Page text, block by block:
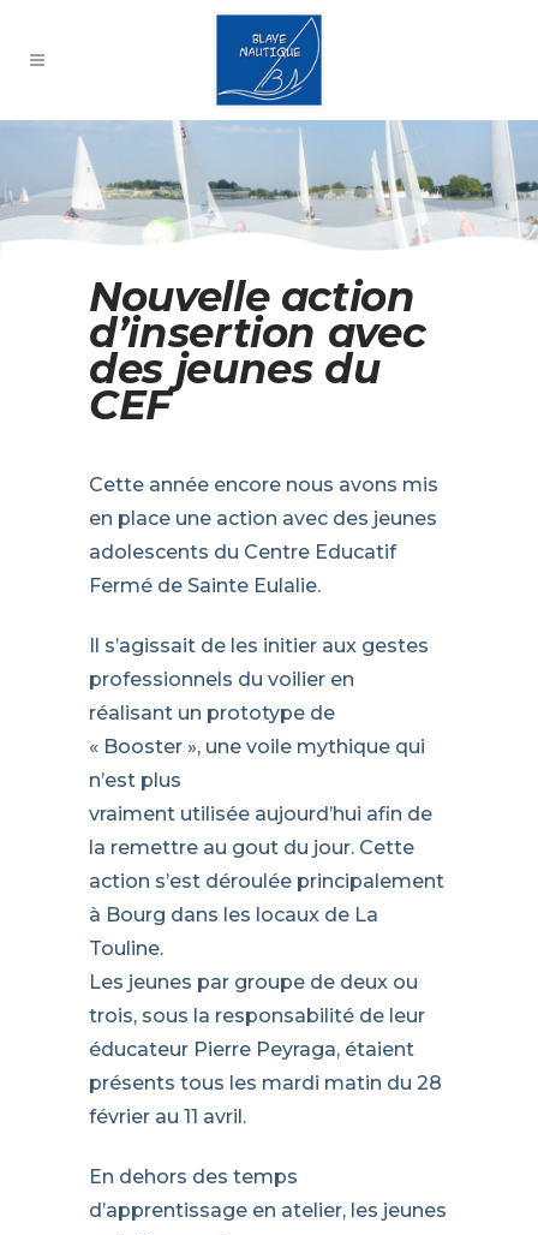
Nouvelle action
d’insertion avec
des jeunes du
CEF
Cette année encore nous avons mis
en place une action avec des jeunes
adolescents du Centre Educatif
Fermé de Sainte Eulalie.
Il s’agissait de les initier aux gestes
professionnels du voilier en
réalisant un prototype de
« Booster », une voile mythique qui
n’est plus
vraiment utilisée aujourd’hui afin de
la remettre au gout du jour. Cette
action s’est déroulée principalement
à Bourg dans les locaux de La
Touline.
Les jeunes par groupe de deux ou
trois, sous la responsabilité de leur
éducateur Pierre Peyraga, étaient
présents tous les mardi matin du 28
février au 11 avril.
En dehors des temps
d’apprentissage en atelier, les jeunes